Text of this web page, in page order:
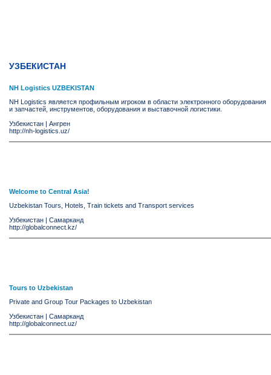
УЗБЕКИСТАН
NH Logistics UZBEKISTAN
NH Logistics является профильным игроком в области электронного оборудования
и запчастей, инструментов, оборудования и выставочной логистики.
Узбекистан | Ангрен
http://nh-logistics.uz/
Welcome to Central Asia!
Uzbekistan Tours, Hotels, Train tickets and Transport services
Узбекистан | Самарканд
http://globalconnect.kz/
Tours to Uzbekistan
Private and Group Tour Packages to Uzbekistan
Узбекистан | Самарканд
http://globalconnect.uz/